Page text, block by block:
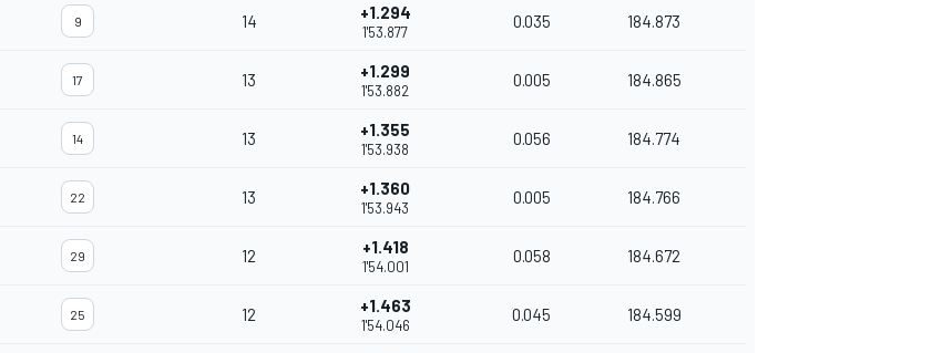
9 14 +1.294
1'53.877
0.035 184.873
17 13 +1.299
1'53.882
0.005 184.865
14 13 +1.355
1'53.938
0.056 184.774
22 13 +1.360
1'53.943
0.005 184.766
29 12 +1.418
1'54.001
0.058 184.672
25 12 +1.463
1'54.046
0.045 184.599